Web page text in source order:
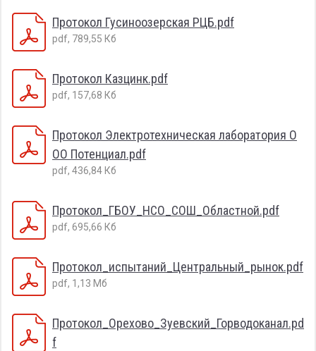
Протокол Гусиноозерская РЦБ.pdf
pdf, 789,55 Кб
Протокол Казцинк.pdf
pdf, 157,68 Кб
Протокол Электротехническая лаборатория О
ОО Потенциал.pdf
pdf, 436,84 Кб
Протокол_ГБОУ_НСО_СОШ_Областной.pdf
pdf, 695,66 Кб
Протокол_испытаний_Центральный_рынок.pdf
pdf, 1,13 Мб
Протокол_Орехово_Зуевский_Горводоканал.pd
f